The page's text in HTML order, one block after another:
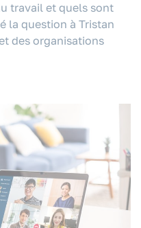
travail et quels sont
la question à Tristan
des organisations